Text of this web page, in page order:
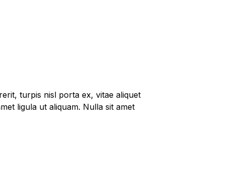
turpis nisl porta ex, vitae aliquet
ligula ut aliquam. Nulla sit amet